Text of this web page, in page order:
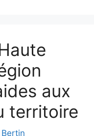
aux
territoire